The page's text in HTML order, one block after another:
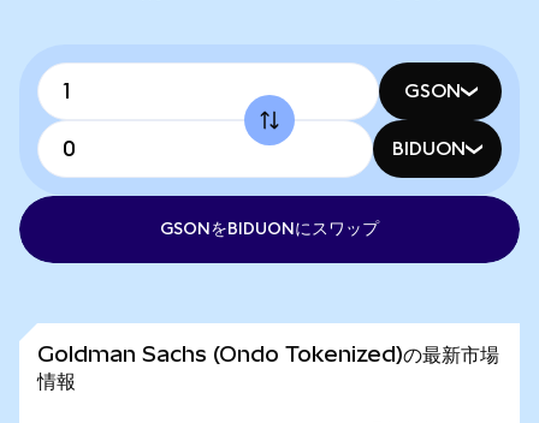
GSON
BIDUON
GSONをBIDUONにスワップ
Goldman Sachs (Ondo Tokenized)の最新市場
情報